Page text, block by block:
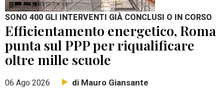
SONO 400 GLI INTERVENTI GIÀ CONCLUSI O IN CORSO
Efficientamento energetico, Roma
punta sul PPP per riqualificare
oltre mille scuole
06 Ago 2026 di Mauro Giansante